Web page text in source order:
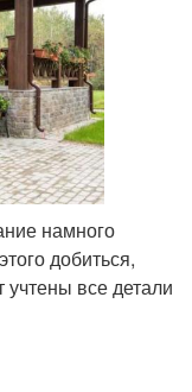
намного
добиться,
учтены все детали